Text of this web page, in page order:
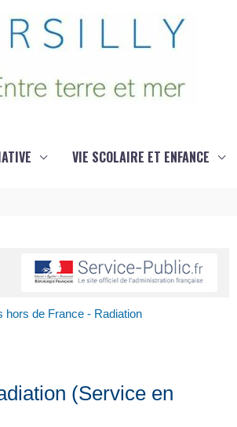
VIE SCOLAIRE ET ENFANCE
hors de France - Radiation
(Service en